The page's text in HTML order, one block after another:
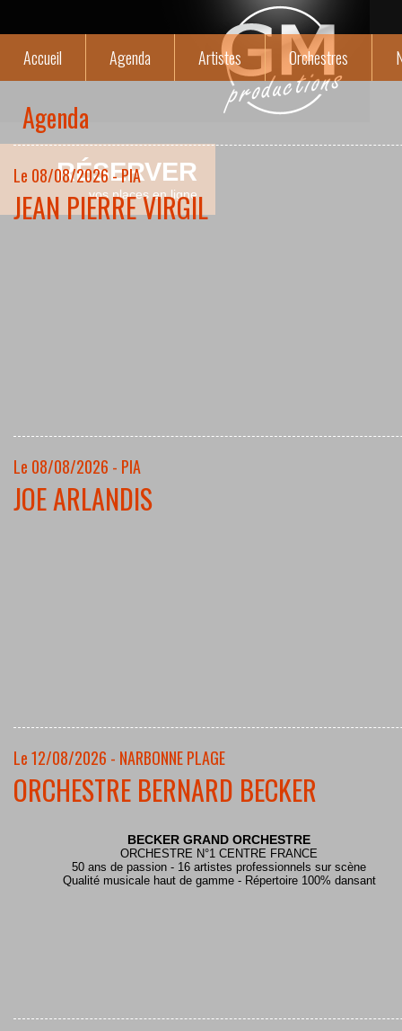
RÉSERVER
vos places en ligne
Accueil Agenda Artistes Orchestres
Agenda
Le 08/08/2026 - PIA
JEAN PIERRE VIRGIL
Le 08/08/2026 - PIA
JOE ARLANDIS
Le 12/08/2026 - NARBONNE PLAGE
ORCHESTRE BERNARD BECKER
BECKER GRAND ORCHESTRE
ORCHESTRE N°1 CENTRE FRANCE
50 ans de passion - 16 artistes professionnels sur scène
Qualité musicale haut de gamme - Répertoire 100% dansant